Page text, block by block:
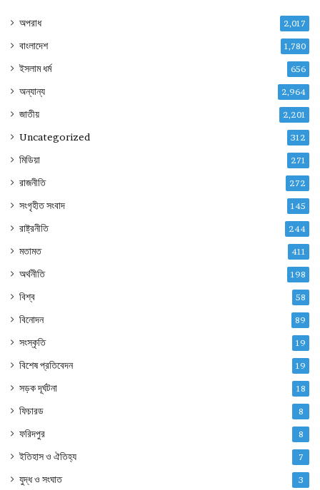
অপরাধ 2,017
বাংলাদেশ 1,780
ইসলাম ধর্ম 656
অন্যান্য 2,964
জাতীয় 2,201
Uncategorized 312
মিডিয়া 271
রাজনীতি 272
সংগৃহীত সংবাদ 145
রাষ্ট্রনীতি 244
মতামত 411
অর্থনীতি 198
বিশ্ব 58
বিনোদন 89
সংস্কৃতি 19
বিশেষ প্রতিবেদন 19
সড়ক দূর্ঘটনা 18
ফিচারড 8
ফরিদপুর 8
ইতিহাস ও ঐতিহ্য 7
যুদ্ধ ও সংঘাত 3